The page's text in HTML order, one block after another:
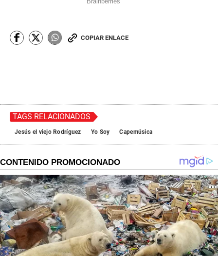
COPIAR ENLACE
TAGS RELACIONADOS
Jesús el viejo Rodríguez Yo Soy Capemúsica